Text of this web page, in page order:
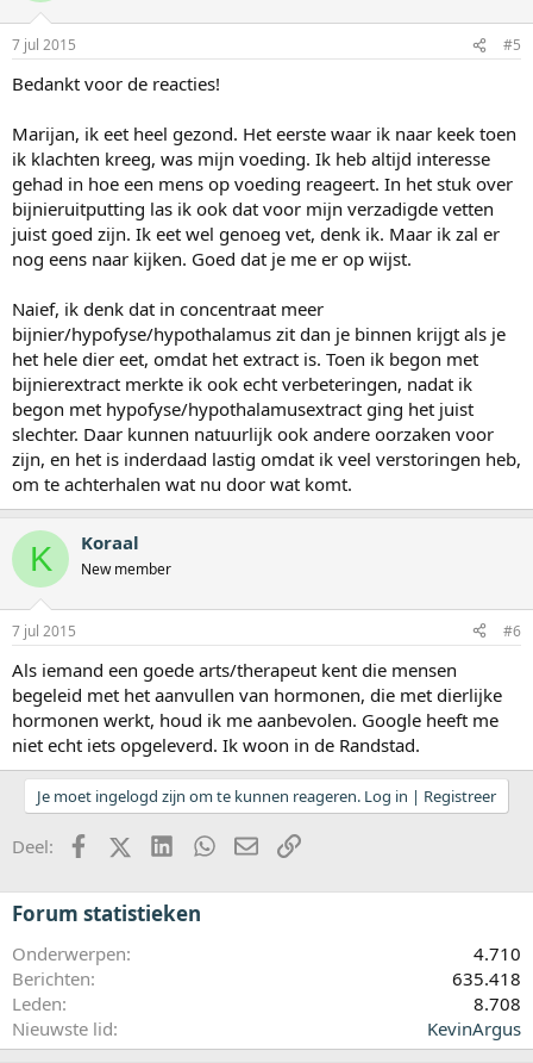
7 jul 2015 #5
Bedankt voor de reacties!
Marijan, ik eet heel gezond. Het eerste waar ik naar keek toen
ik klachten kreeg, was mijn voeding. Ik heb altijd interesse
gehad in hoe een mens op voeding reageert. In het stuk over
bijnieruitputting las ik ook dat voor mijn verzadigde vetten
juist goed zijn. Ik eet wel genoeg vet, denk ik. Maar ik zal er
nog eens naar kijken. Goed dat je me er op wijst.
Naief, ik denk dat in concentraat meer
bijnier/hypofyse/hypothalamus zit dan je binnen krijgt als je
het hele dier eet, omdat het extract is. Toen ik begon met
bijnierextract merkte ik ook echt verbeteringen, nadat ik
begon met hypofyse/hypothalamusextract ging het juist
slechter. Daar kunnen natuurlijk ook andere oorzaken voor
zijn, en het is inderdaad lastig omdat ik veel verstoringen heb,
om te achterhalen wat nu door wat komt.
K Koraal
New member
7 jul 2015 #6
Als iemand een goede arts/therapeut kent die mensen
begeleid met het aanvullen van hormonen, die met dierlijke
hormonen werkt, houd ik me aanbevolen. Google heeft me
niet echt iets opgeleverd. Ik woon in de Randstad.
Je moet ingelogd zijn om te kunnen reageren. Log in | Registreer
Deel: FacebookX (Twitter)LinkedInWhatsApp
E-mailkoppeling
Forum statistieken
Onderwerpen
4.710
Berichten
635.418
Leden
8.708
Nieuwste lid
KevinArgus